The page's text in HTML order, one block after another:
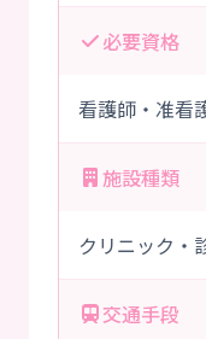
必要資格
看護師・准看
施設種類
クリニック・
交通手段